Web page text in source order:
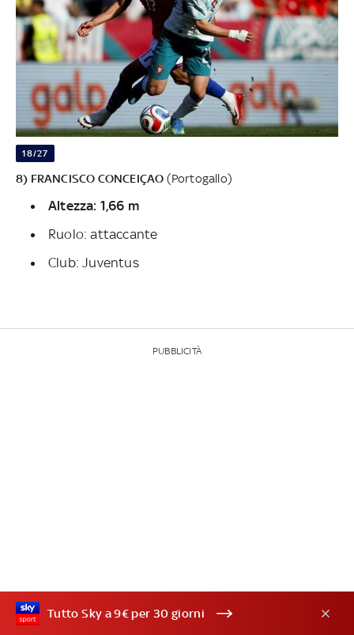
18/27
8) FRANCISCO CONCEIÇAO (Portogallo)
Altezza: 1,66 m
Ruolo: attaccante
Club: Juventus
PUBBLICITÀ
Tutto Sky a 9€ per 30 giorni